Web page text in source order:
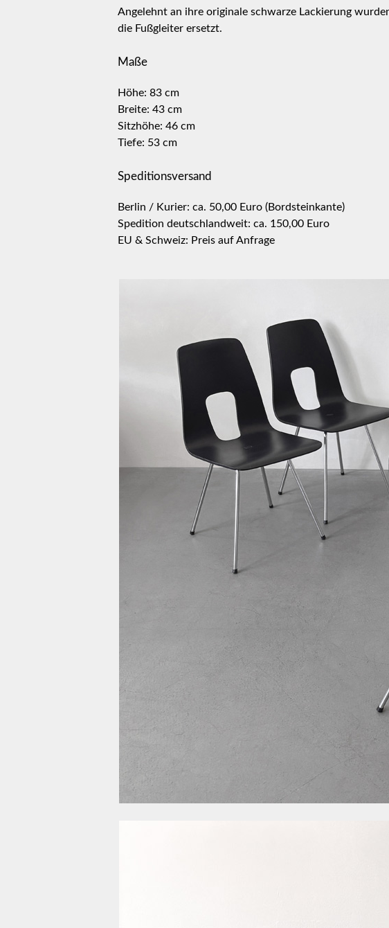
Angelehnt an ihre originale schwarze Lackierung
die Fußgleiter ersetzt.
Maße
Höhe: 83 cm
Breite: 43 cm
Sitzhöhe: 46 cm
Tiefe: 53 cm
Speditionsversand
Berlin / Kurier: ca. 50,00 Euro (Bordsteinkante)
Spedition deutschlandweit: ca. 150,00 Euro
EU & Schweiz: Preis auf Anfrage